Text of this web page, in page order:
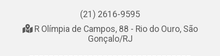
(21) 2616-9595
R Olímpia de Campos, 88 - Rio do Ouro, São
Gonçalo/RJ